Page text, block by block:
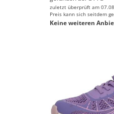
zuletzt überprüft am
Preis kann sich seitdem
Keine weiteren